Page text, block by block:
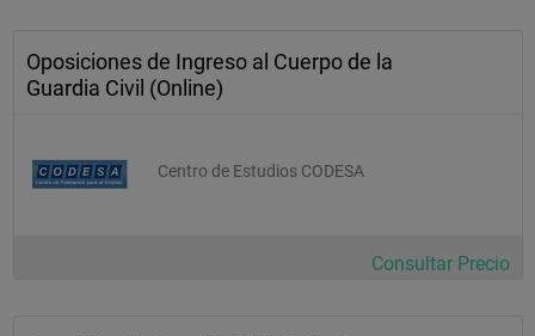
Oposiciones de Ingreso al Cuerpo de la
Guardia Civil (Online)
Centro de Estudios CODESA
Consultar Precio